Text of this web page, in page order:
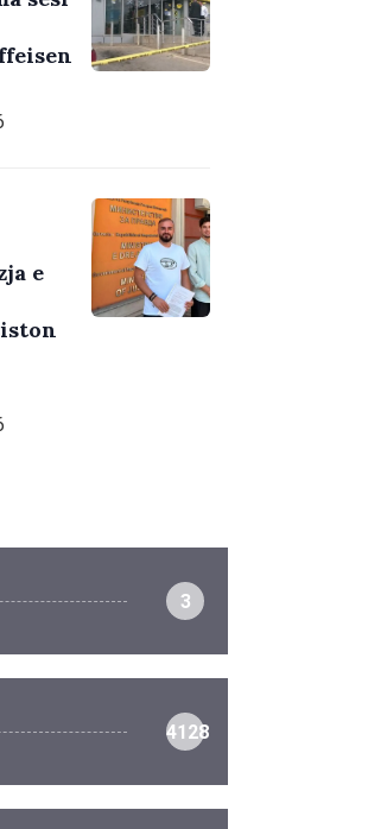
e
3
4128